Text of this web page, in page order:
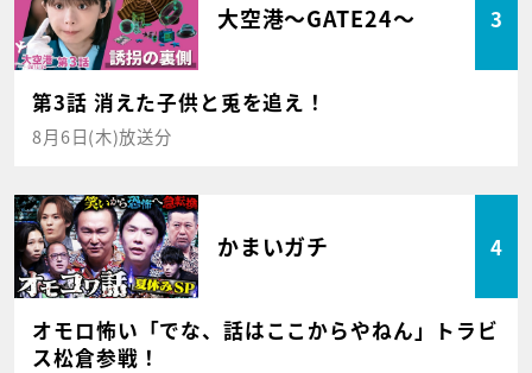
大空港～GATE24～ 3
第3話 消えた子供と兎を追え！
8月6日(木)放送分
かまいガチ 4
オモロ怖い「でな、話はここからやねん」トラビ
ス松倉参戦！